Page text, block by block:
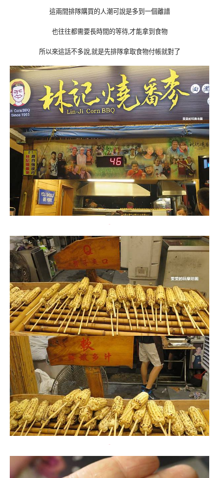
這兩間排隊購買的人潮可說是多到一個離譜
也往往都需要長時間的等待,才能拿到食物
所以來這話不多說,就是先排隊拿取食物付帳就對了